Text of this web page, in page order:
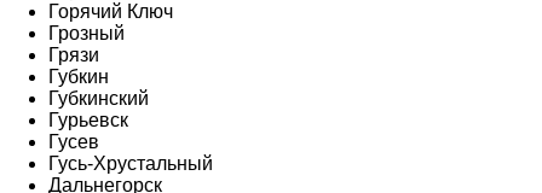
Горячий Ключ
Грозный
Грязи
Губкин
Губкинский
Гурьевск
Гусев
Гусь-Хрустальный
Дальнегорск